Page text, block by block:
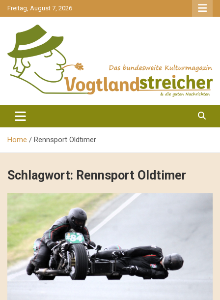
gehe
zum
Freitag, August 7, 2026
Vogtlandstreicher
Home Rennsport Oldtimer
Schlagwort: Rennsport Oldtimer